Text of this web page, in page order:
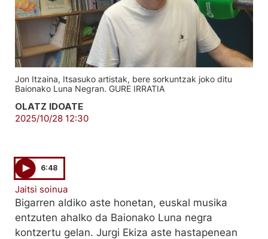
Jon Itzaina, Itsasuko artistak, bere sorkuntzak joko ditu
Baionako Luna Negran. GURE IRRATIA
OLATZ IDOATE
2025/10/28 12:30
6:48
Jaitsi soinua
Bigarren aldiko aste honetan, euskal musika
entzuten ahalko da Baionako Luna negra
kontzertu gelan. Jurgi Ekiza aste hastapenean